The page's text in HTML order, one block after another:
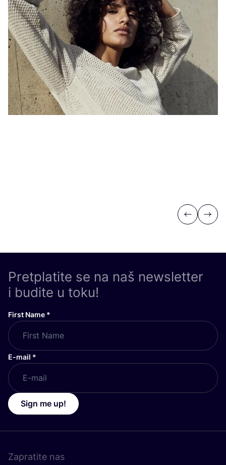
Previous
Next
Pretplatite se na naš newsletter
i budite u toku!
First Name *
E-mail *
Sign me up!
Zapratite nas